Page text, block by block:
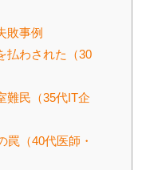
敗事例
払わされた（30
難民（35代IT企
罠（40代医師・